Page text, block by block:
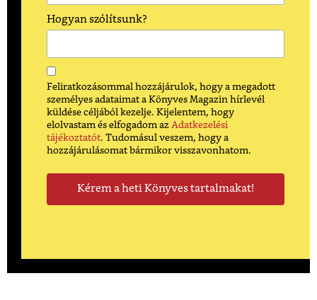
Hogyan szólítsunk?
Feliratkozásommal hozzájárulok, hogy a megadott
személyes adataimat a Könyves Magazin hírlevél
küldése céljából kezelje. Kijelentem, hogy
elolvastam és elfogadom az Adatkezelési
tájékoztatót. Tudomásul veszem, hogy a
hozzájárulásomat bármikor visszavonhatom.